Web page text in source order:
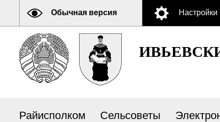
Обычная версия Настройки
Райисполком Сельсоветы